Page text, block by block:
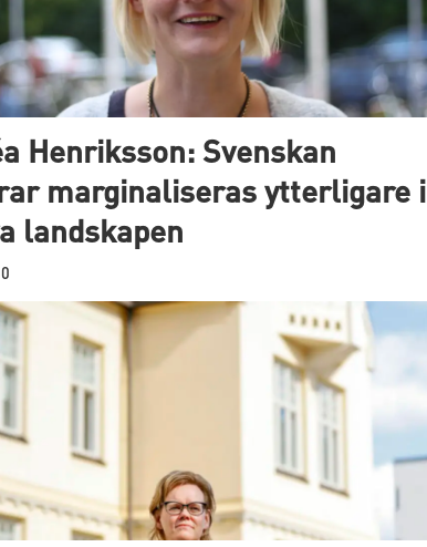
Henriksson: Svenskan
marginaliseras ytterligare i
landskapen